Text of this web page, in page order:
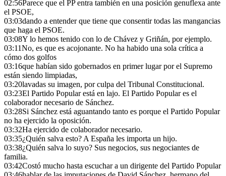
02:56Parece que el PP entra también en una posición genuflexa ante
el PSOE,
03:03dando a entender que tiene que consentir todas las mangancias
que haga el PSOE.
03:08Y lo hemos tenido con lo de Chávez y Griñán, por ejemplo.
03:11No, es que es acojonante. No ha habido una sola crítica a
cómo dos golfos
03:16que habían sido gobernados en primer lugar por el Supremo
están siendo limpiadas,
03:20lavadas su imagen, por culpa del Tribunal Constitucional.
03:23El Partido Popular está en lajo. El Partido Popular es el
colaborador necesario de Sánchez.
03:28Si Sánchez está aguantando tanto es porque el Partido Popular
no ha ejercido la oposición.
03:32Ha ejercido de colaborador necesario.
03:35¿Quién salva esto? A España les importa un hijo.
03:38¿Quién salva lo suyo? Sus negocios, sus negociantes de
familia.
03:42Costó mucho hasta escuchar a un dirigente del Partido Popular